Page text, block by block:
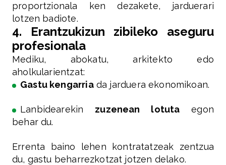
proportzionala ken dezakete, jarduerari
lotzen badiote.
4. Erantzukizun zibileko aseguru
profesionala
Mediku, abokatu, arkitekto edo
aholkularientzat:
Gastu kengarriada jarduera ekonomikoan.
Lanbidearekin zuzenean lotuta egon
behar du.
Errenta baino lehen kontratatzeak zentzua
du, gastu beharrezkotzat jotzen delako.